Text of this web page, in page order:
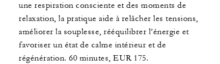
une respiration consciente et des moments de
relaxation, la pratique aide à relâcher les tensions,
améliorer la souplesse, rééquilibrer l’énergie et
favoriser un état de calme intérieur et de
régénération. 60 minutes, EUR 175.